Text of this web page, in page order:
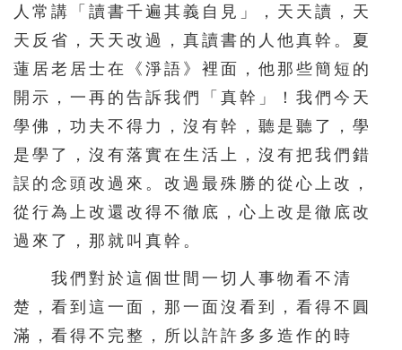
人常講「讀書千遍其義自見」，天天讀，天
天反省，天天改過，真讀書的人他真幹。夏
蓮居老居士在《淨語》裡面，他那些簡短的
開示，一再的告訴我們「真幹」！我們今天
學佛，功夫不得力，沒有幹，聽是聽了，學
是學了，沒有落實在生活上，沒有把我們錯
誤的念頭改過來。改過最殊勝的從心上改，
從行為上改還改得不徹底，心上改是徹底改
過來了，那就叫真幹。
我們對於這個世間一切人事物看不清
楚，看到這一面，那一面沒看到，看得不圓
滿，看得不完整，所以許許多多造作的時